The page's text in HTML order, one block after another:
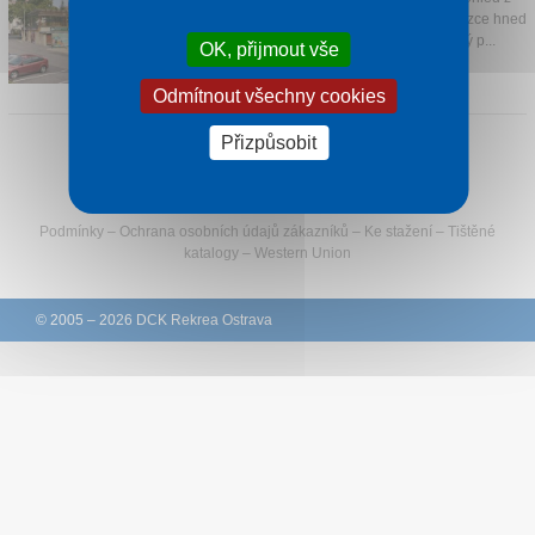
Kontakt
hotelu, ale můžete se projít po cyklostezce hned
vedle ní, která vás přes krásný zámecký p...
1 noc od1 073 Kč
Podmínky – Ochrana osobních údajů zákazníků – Ke stažení – Tištěné
katalogy – Western Union
© 2005 – 2026 DCK Rekrea Ostrava
OK, přijmout vše
Odmítnout všechny cookies
Přizpůsobit